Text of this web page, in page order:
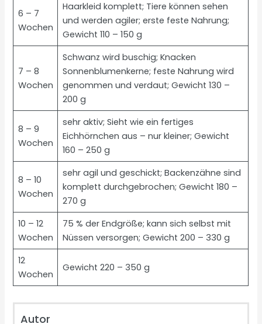
6 – 7
Wochen
Haarkleid komplett; Tiere können sehen
und werden agiler; erste feste Nahrung;
Gewicht 110 – 150 g
7 – 8
Wochen
Schwanz wird buschig; Knacken
Sonnenblumenkerne; feste Nahrung wird
genommen und verdaut; Gewicht 130 –
200 g
8 – 9
Wochen
sehr aktiv; Sieht wie ein fertiges
Eichhörnchen aus – nur kleiner; Gewicht
160 – 250 g
8 – 10
Wochen
sehr agil und geschickt; Backenzähne sind
komplett durchgebrochen; Gewicht 180 –
270 g
10 – 12
Wochen
75 % der Endgröße; kann sich selbst mit
Nüssen versorgen; Gewicht 200 – 330 g
12
Wochen
Gewicht 220 – 350 g
Autor